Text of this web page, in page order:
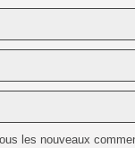
les nouveaux